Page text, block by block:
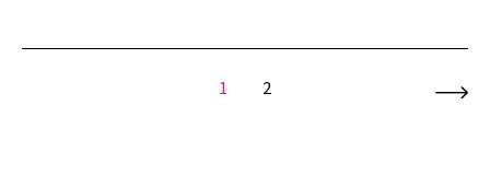
1 2